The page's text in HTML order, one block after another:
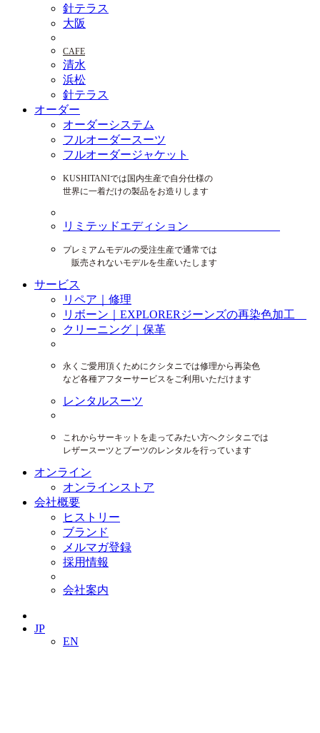
針テラス
大阪
CAFE
清水
浜松
針テラス
オーダー
オーダーシステム
フルオーダースーツ
フルオーダージャケット
KUSHITANIでは国内生産で自分仕様の
世界に一着だけの製品をお造りします
リミテッドエディション
プレミアムモデルの受注生産で通常では
販売されないモデルを生産いたします
サービス
リペア｜修理
リボーン｜EXPLORERジーンズの再染色加工
クリーニング｜保革
永くご愛用頂くためにクシタニでは修理から再染色
など各種アフターサービスをご利用いただけます
レンタルスーツ
これからサーキットを走ってみたい方へクシタニでは
レザースーツとブーツのレンタルを行っています
オンライン
オンラインストア
会社概要
ヒストリー
ブランド
メルマガ登録
採用情報
会社案内
JP
EN